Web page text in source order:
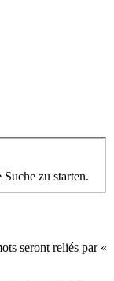
zu starten.
seront reliés par «